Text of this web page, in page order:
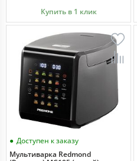
Купить в 1 клик
Доступен к заказу
Мультиварка Redmond